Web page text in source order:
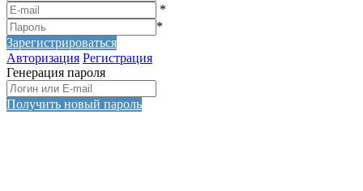
*
*
Зарегистрироваться
Авторизация Регистрация
Генерация пароля
Получить новый пароль